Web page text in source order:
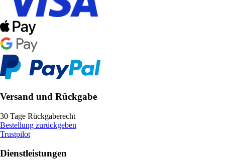
Versand und Rückgabe
30 Tage Rückgaberecht
Bestellung zurückgeben
Trustpilot
Dienstleistungen